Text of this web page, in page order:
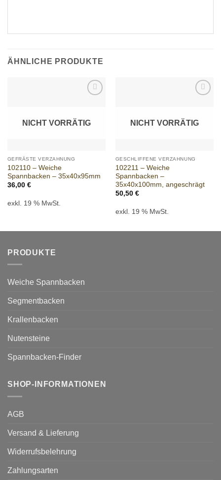
ÄHNLICHE PRODUKTE
NICHT VORRÄTIG
GEFRÄSTE VERZAHNUNG
102110 – Weiche
Spannbacken – 35x40x95mm
36,00 €
exkl. 19 % MwSt.
NICHT VORRÄTIG
GESCHLIFFENE VERZAHNUNG
102211 – Weiche
Spannbacken –
35x40x100mm, angeschrägt
50,50 €
exkl. 19 % MwSt.
PRODUKTE
Weiche Spannbacken
Segmentbacken
Krallenbacken
Nutensteine
Spannbacken-Finder
SHOP-INFORMATIONEN
AGB
Versand & Lieferung
Widerrufsbelehrung
Zahlungsarten